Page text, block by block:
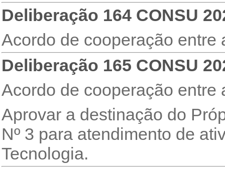
Deliberação 164 CONSU
Acordo de cooperação
Deliberação 165 CONSU
Acordo de cooperação entre
Aprovar a destinação do
Nº 3 para atendimento de
Tecnologia.